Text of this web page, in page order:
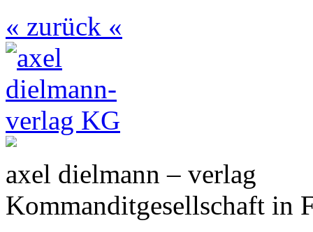
« zurück «
axel dielmann – verlag
Kommanditgesellschaft in